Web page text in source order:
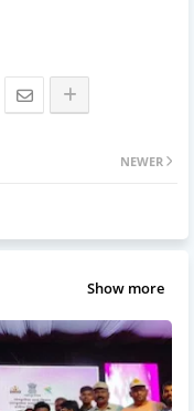
NEWER
Show more